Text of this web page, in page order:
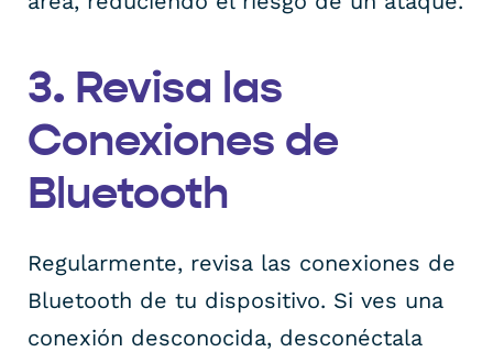
3. Revisa las
Conexiones de
Bluetooth
Regularmente, revisa las conexiones de
Bluetooth de tu dispositivo. Si ves una
conexión desconocida, desconéctala